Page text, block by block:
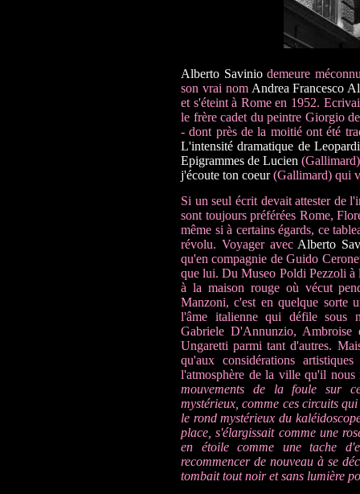
Alberto Saviniodemeure
son vrai nom Andrea Francesco
et s'éteint à Rome en 1952.
le frère cadet du peintre Giorgio
- dont près de la moitié ont été
L'intensité dramatique de Leopardi
Epigrammes de Lucien
j'écoute ton coeur(Gallimard) qui
Si un seul écrit devait attester de
sont toujours préférées Rome,
même si à certains égards, ce
révolu. Voyager avec Alberto
qu'en compagnie de Guido
que lui. Du Museo Poldi Pezzoli à
à la maison rouge où vécut
Manzoni, c'est en quelque sorte
l'âme italienne qui défile sous
Gabriele D'Annunzio, Ambroise
Ungaretti parmi tant d'autres.
qu'aux considérations
l'atmosphère de la ville qu'il
mouvements de la foule sur
mystérieux, comme ces circuits
le rond mystérieux du
place, s'élargissait comme une
en étoile comme une tache
recommencer de nouveau à se
tombait tout noir et sans lumière